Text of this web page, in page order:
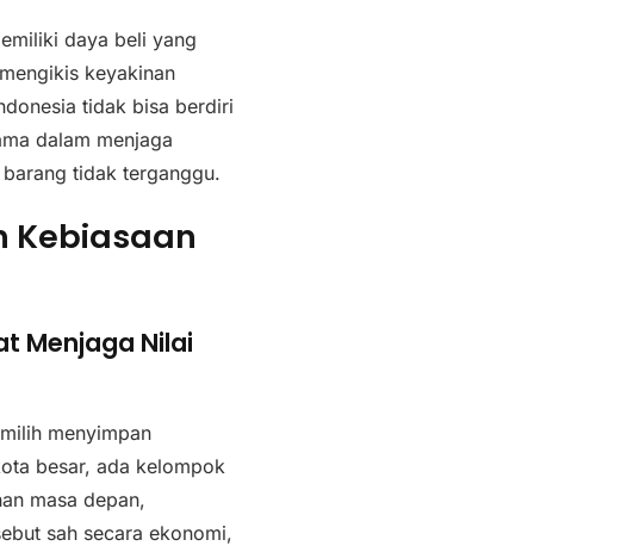
daya beli yang
keyakinan
tidak bisa berdiri
dalam menjaga
tidak terganggu.
Kebiasaan
Menjaga Nilai
menyimpan
besar, ada kelompok
masa depan,
sah secara ekonomi,